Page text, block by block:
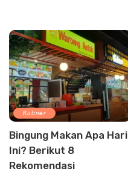
Kuliner
Bingung Makan Apa Hari
Ini? Berikut 8
Rekomendasi